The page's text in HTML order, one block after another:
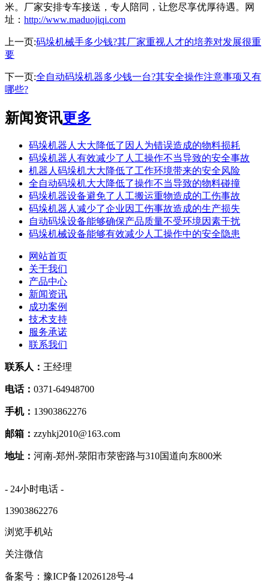
米。厂家安排专车接送，专人陪同，让您尽享优厚待遇。网
址： http://www.maduojiqi.com
上一页:码垛机械手多少钱?其厂家重视人才的培养对发展很重
要
下一页:全自动码垛机器多少钱一台?其安全操作注意事项又有
哪些?
新闻资讯更多
码垛机器人大大降低了因人为错误造成的物料损耗
码垛机器人有效减少了人工操作不当导致的安全事故
机器人码垛机大大降低了工作环境带来的安全风险
全自动码垛机大大降低了操作不当导致的物料碰撞
码垛机器设备避免了人工搬运重物造成的工伤事故
码垛机器人减少了企业因工伤事故造成的生产损失
自动码垛设备能够确保产品质量不受环境因素干扰
码垛机械设备能够有效减少人工操作中的安全隐患
网站首页
关于我们
产品中心
新闻资讯
成功案例
技术支持
服务承诺
联系我们
联系人： 王经理
电话： 0371-64948700
手机： 13903862276
邮箱： zzyhkj2010@163.com
地址： 河南-郑州-荥阳市荥密路与310国道向东800米
- 24小时电话 -
13903862276
浏览手机站
关注微信
备案号：豫ICP备12026128号-4